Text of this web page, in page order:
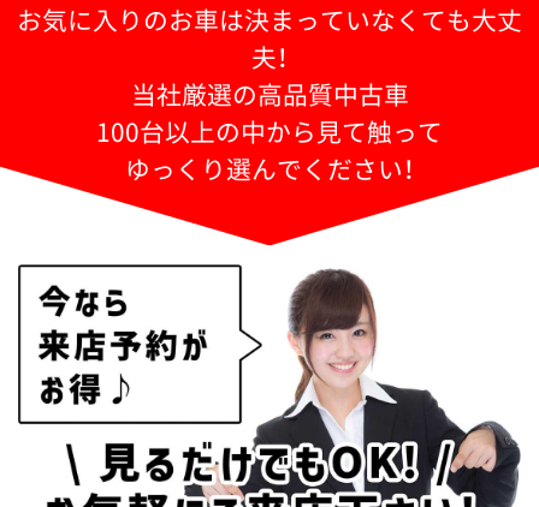
お気に入りのお車は決まっていなくても大丈
夫！
当社厳選の高品質中古車
100台以上の中から見て触って
ゆっくり選んでください！